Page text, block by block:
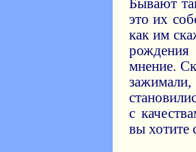
Бывают
это их
как им
мнение.
зажимали,
с
вы хотите